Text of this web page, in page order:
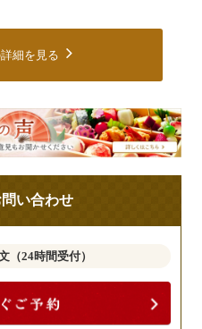
細を見る
い合わせ
（24時間受付）